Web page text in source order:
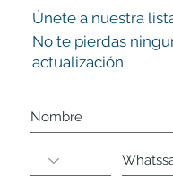
Únete a nuestra
No te pierdas
actualización